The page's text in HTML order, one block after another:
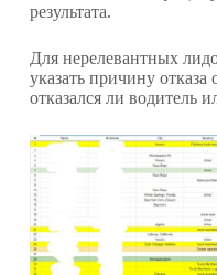
результата.
Для нерелевантных
указать причину отказа
отказался ли водитель